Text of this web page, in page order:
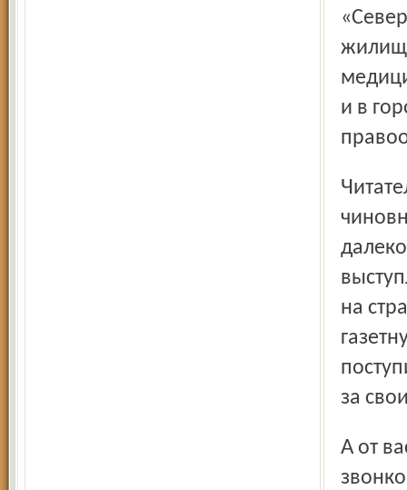
и в
Читатели активно поддер-живают журналистов. А вот
на
за
А от вас, дорогие читатели, мы ждём новых писем и